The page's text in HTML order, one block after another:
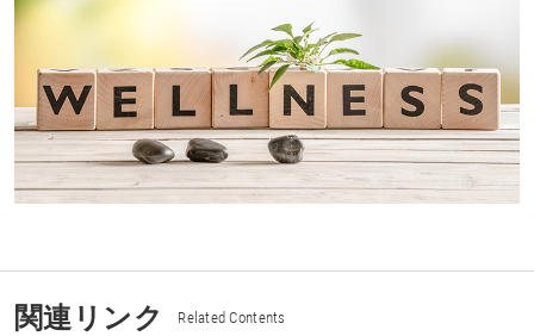
関連リンク Related Contents